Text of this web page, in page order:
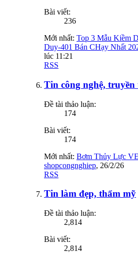
Bài viết:
236
Mới nhất: Top 3 Mẫu Kiềm
Duy-401 Bán CHạy Nhất
lúc 11:21
RSS
Tin công nghệ, truyền
Đề tài thảo luận:
174
Bài viết:
174
Mới nhất: Bơm Thủy Lực
shopcongnghiep, 26/2/26
RSS
Tin làm đẹp, thẩm mỹ
Đề tài thảo luận:
2,814
Bài viết:
2,814